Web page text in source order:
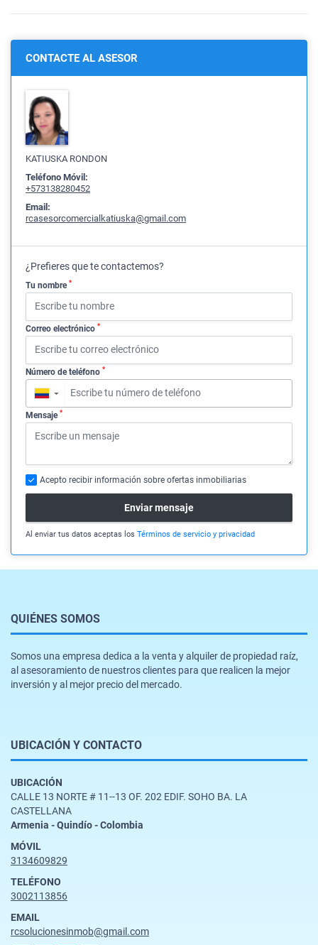
CONTACTE AL ASESOR
KATIUSKA RONDON
Teléfono Móvil:
+573138280452
Email:
rcasesorcomercialkatiuska@gmail.com
¿Prefieres que te contactemos?
Tu nombre *
Correo electrónico *
Número de teléfono *
▼
Mensaje *
Acepto recibir información sobre ofertas inmobiliarias
Enviar mensaje
Al enviar tus datos aceptas los Términos de servicio y privacidad
QUIÉNES SOMOS
Somos una empresa dedica a la venta y alquiler de propiedad raíz,
al asesoramiento de nuestros clientes para que realicen la mejor
inversión y al mejor precio del mercado.
UBICACIÓN Y CONTACTO
UBICACIÓN
CALLE 13 NORTE # 11--13 OF. 202 EDIF. SOHO BA. LA
CASTELLANA
Armenia - Quindío - Colombia
MÓVIL
3134609829
TELÉFONO
3002113856
EMAIL
rcsolucionesinmob@gmail.com